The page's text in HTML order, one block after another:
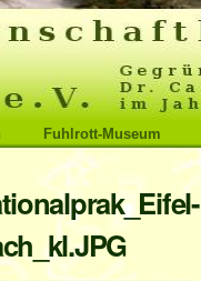
Fuhlrott-Museum